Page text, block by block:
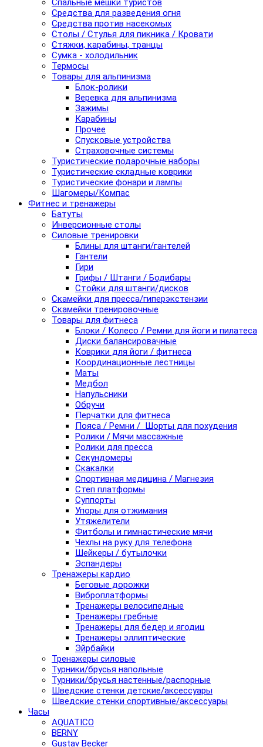
Спальные мешки туристов
Средства для разведения огня
Средства против насекомых
Столы / Стулья для пикника / Кровати
Стяжки, карабины, транцы
Сумка - холодильник
Термосы
Товары для альпинизма
Блок-ролики
Веревка для альпинизма
Зажимы
Карабины
Прочее
Спусковые устройства
Страховочные системы
Туристические подарочные наборы
Туристические складные коврики
Туристические фонари и лампы
Шагомеры/Компас
Фитнес и тренажеры
Батуты
Инверсионные столы
Силовые тренировки
Блины для штанги/гантелей
Гантели
Гири
Грифы / Штанги / Бодибары
Стойки для штанги/дисков
Скамейки для пресса/гиперэкстензии
Скамейки тренировочные
Товары для фитнеса
Блоки / Колесо / Ремни для йоги и пилатеса
Диски балансировачные
Коврики для йоги / фитнеса
Координационные лестницы
Маты
Медбол
Напульсники
Обручи
Перчатки для фитнеса
Пояса / Ремни / Шорты для похудения
Ролики / Мячи массажные
Ролики для пресса
Секундомеры
Скакалки
Спортивная медицина / Магнезия
Степ платформы
Суппорты
Упоры для отжимания
Утяжелители
Фитболы и гимнастические мячи
Чехлы на руку для телефона
Шейкеры / бутылочки
Эспандеры
Тренажеры кардио
Беговые дорожки
Виброплатформы
Тренажеры велосипедные
Тренажеры гребные
Тренажеры для бедер и ягодиц
Тренажеры эллиптические
Эйрбайки
Тренажеры силовые
Турники/брусья напольные
Турники/брусья настенные/распорные
Шведские стенки детские/аксессуары
Шведские стенки спортивные/аксессуары
Часы
AQUATICO
BERNY
Gustav Becker